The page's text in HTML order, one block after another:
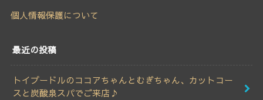
個人情報保護について
最近の投稿
トイプードルのココアちゃんとむぎちゃん、カットコー
スと炭酸泉スパでご来店♪